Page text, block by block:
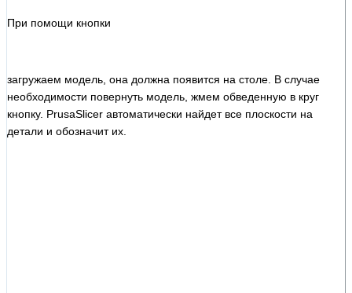
При помощи кнопки
загружаем модель, она должна появится на столе. В случае
необходимости повернуть модель, жмем обведенную в круг
кнопку. PrusaSlicer автоматически найдет все плоскости на
детали и обозначит их.